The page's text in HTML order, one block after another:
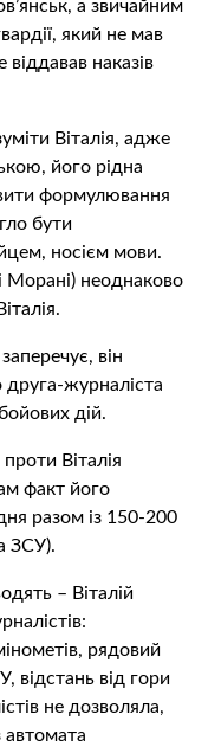
а звичайним
який не мав
наказів
Віталія, адже
його рідна
формулювання
бути
носієм мови.
Морані) неоднаково
він
журналіста
дій.
Віталія
факт його
разом із 150-200
ЗСУ).
– Віталій
рядовий
відстань від гори
не дозволяла,
автомата